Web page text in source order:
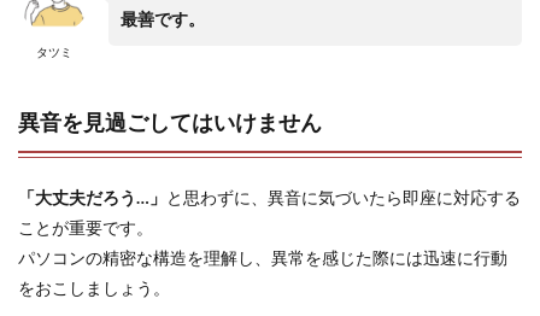
タツミ
最善です。
異音を見過ごしてはいけません
「大丈夫だろう…」 と思わずに、異音に気づいたら即座に対応する
ことが重要です。
パソコンの精密な構造を理解し、異常を感じた際には迅速に行動
をおこしましょう。